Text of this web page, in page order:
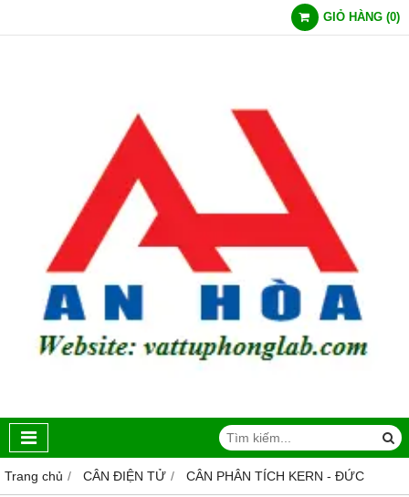
GIỎ HÀNG (0)
Trang chủ CÂN ĐIỆN TỬ CÂN PHÂN TÍCH KERN - ĐỨC